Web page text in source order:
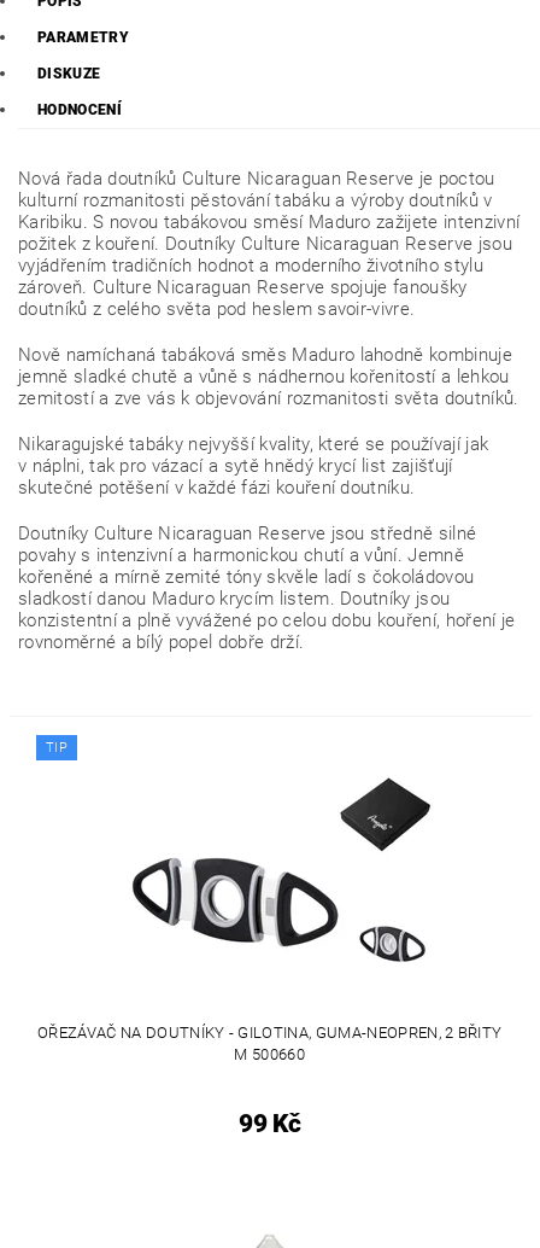
PARAMETRY
DISKUZE
HODNOCENÍ
Nová řada doutníků Culture Nicaraguan Reserve je poctou
kulturní rozmanitosti pěstování tabáku a výroby doutníků v
Karibiku. S novou tabákovou směsí Maduro zažijete intenzivní
požitek z kouření. Doutníky Culture Nicaraguan Reserve jsou
vyjádřením tradičních hodnot a moderního životního stylu
zároveň. Culture Nicaraguan Reserve spojuje fanoušky
doutníků z celého světa pod heslem savoir-vivre.
Nově namíchaná tabáková směs Maduro lahodně kombinuje
jemně sladké chutě a vůně s nádhernou kořenitostí a lehkou
zemitostí a zve vás k objevování rozmanitosti světa doutníků.
Nikaragujské tabáky nejvyšší kvality, které se používají jak
v náplni, tak pro vázací a sytě hnědý krycí list zajišťují
skutečné potěšení v každé fázi kouření doutníku.
Doutníky Culture Nicaraguan Reserve jsou středně silné
povahy s intenzivní a harmonickou chutí a vůní. Jemně
kořeněné a mírně zemité tóny skvěle ladí s čokoládovou
sladkostí danou Maduro krycím listem. Doutníky jsou
konzistentní a plně vyvážené po celou dobu kouření, hoření je
rovnoměrné a bílý popel dobře drží.
TIP
OŘEZÁVAČ NA DOUTNÍKY - GILOTINA, GUMA-NEOPREN, 2 BŘITY
M 500660
99 Kč